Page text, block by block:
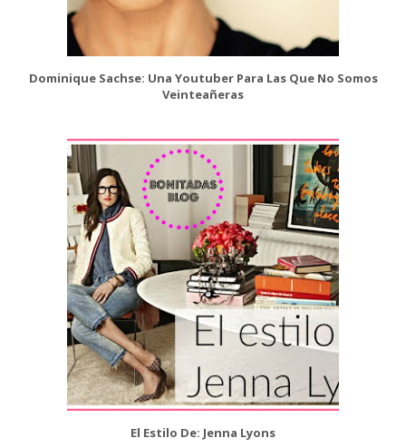
Dominique Sachse: Una Youtuber Para Las Que No Somos
Veinteañeras
El Estilo De: Jenna Lyons